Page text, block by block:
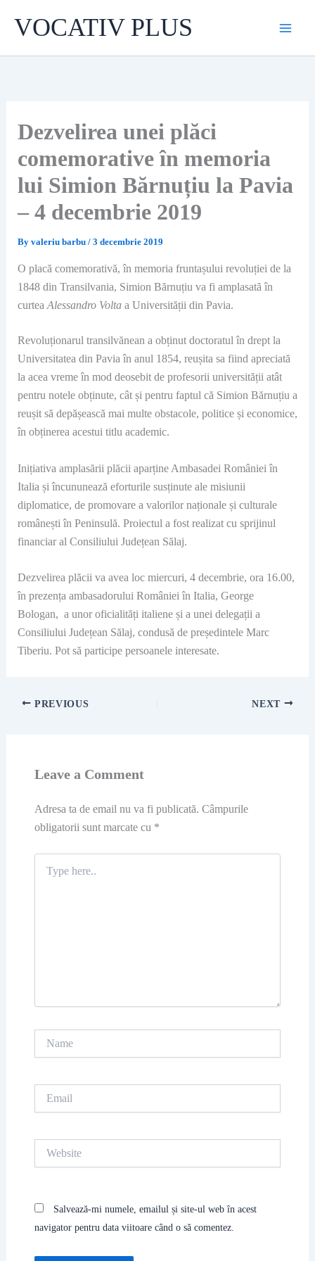
VOCATIV PLUS
Dezvelirea unei plăci
comemorative în memoria
lui Simion Bărnuțiu la Pavia
– 4 decembrie 2019
By valeriu barbu / 3 decembrie 2019
O placă comemorativă, în memoria fruntașului revoluției de la
1848 din Transilvania, Simion Bărnuțiu va fi amplasată în
curtea Alessandro Voltaa Universității din Pavia.
Revoluționarul transilvănean a obținut doctoratul în drept la
Universitatea din Pavia în anul 1854, reușita sa fiind apreciată
la acea vreme în mod deosebit de profesorii universității atât
pentru notele obținute, cât și pentru faptul că Simion Bărnuțiu a
reușit să depășească mai multe obstacole, politice și economice,
în obținerea acestui titlu academic.
Inițiativa amplasării plăcii aparține Ambasadei României în
Italia și încununează eforturile susținute ale misiunii
diplomatice, de promovare a valorilor naționale și culturale
românești în Peninsulă. Proiectul a fost realizat cu sprijinul
financiar al Consiliului Județean Sălaj.
Dezvelirea plăcii va avea loc miercuri, 4 decembrie, ora 16.00,
în prezența ambasadorului României în Italia, George
Bologan, a unor oficialități italiene și a unei delegații a
Consiliului Județean Sălaj, condusă de președintele Marc
Tiberiu. Pot să participe persoanele interesate.
PREVIOUS NEXT
Leave a Comment
Adresa ta de email nu va fi publicată. Câmpurile
obligatorii sunt marcate cu *
here..
Salvează-mi numele, emailul și site-ul web în acest
navigator pentru data viitoare când o să comentez.